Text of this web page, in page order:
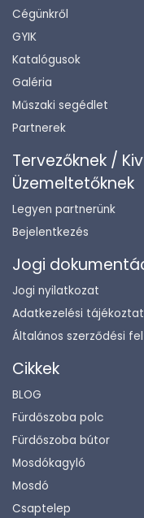
Cégünkről
GYIK
Katalógusok
Galéria
Műszaki segédlet
Partnerek
Tervezőknek /
Üzemeltetőknek
Legyen partnerünk
Bejelentkezés
Jogi
Jogi nyilatkozat
Adatkezelési
Általános szerződési
Cikkek
BLOG
Fürdőszoba polc
Fürdőszoba bútor
Mosdókagyló
Mosdó
Csaptelep